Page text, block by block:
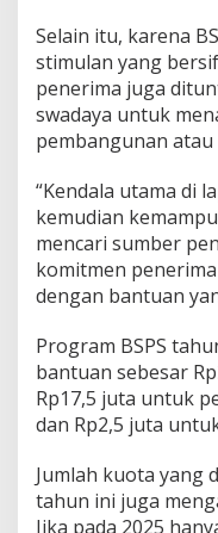
Selain itu, karena
stimulan yang
penerima juga
swadaya untuk
pembangunan
“Kendala utama di
kemudian
mencari sumber
komitmen
dengan bantuan
Program BSPS
bantuan sebesar
Rp17,5 juta untuk
dan Rp2,5 juta
Jumlah kuota yang
tahun ini juga
Jika pada 2025